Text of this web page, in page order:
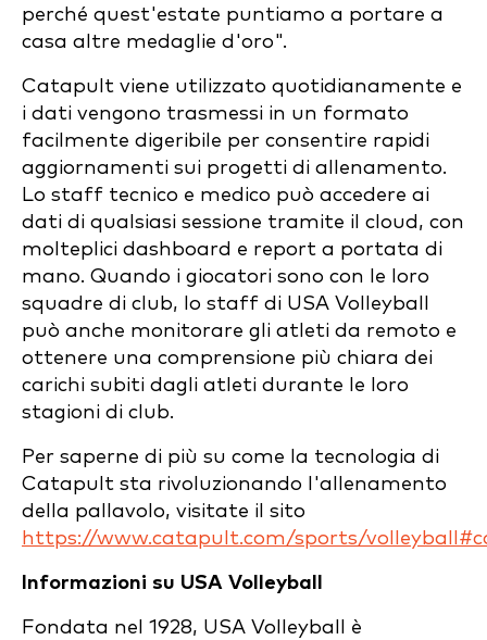
perché quest'estate puntiamo a portare a
casa altre medaglie d'oro".
Catapult viene utilizzato quotidianamente e
i dati vengono trasmessi in un formato
facilmente digeribile per consentire rapidi
aggiornamenti sui progetti di allenamento.
Lo staff tecnico e medico può accedere ai
dati di qualsiasi sessione tramite il cloud, con
molteplici dashboard e report a portata di
mano. Quando i giocatori sono con le loro
squadre di club, lo staff di USA Volleyball
può anche monitorare gli atleti da remoto e
ottenere una comprensione più chiara dei
carichi subiti dagli atleti durante le loro
stagioni di club.
Per saperne di più su come la tecnologia di
Catapult sta rivoluzionando l'allenamento
della pallavolo, visitate il sito
https://www.catapult.com/sports/
Informazioni su USA Volleyball
Fondata nel 1928, USA Volleyball è